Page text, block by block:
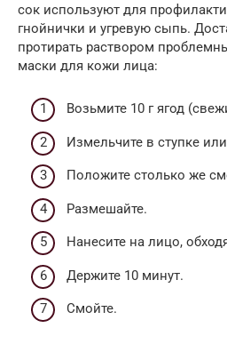
сок используют для
гнойнички и угревую сыпь.
протирать раствором
маски для кожи лица:
Возьмите 10 г ягод
Измельчите в ступке
Положите столько же
Размешайте.
Нанесите на лицо,
Держите 10 минут.
Смойте.